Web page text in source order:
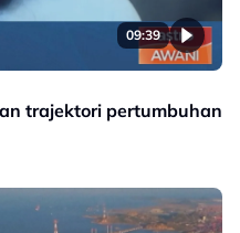
09:39
trajektori pertumbuhan